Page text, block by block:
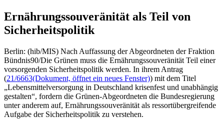
Ernährungssouveränität als Teil von
Sicherheitspolitik
Berlin: (hib/MIS) Nach Auffassung der Abgeordneten der Fraktion
Bündnis90/Die Grünen muss die Ernährungssouveränität Teil einer
vorsorgenden Sicherheitspolitik werden. In ihrem Antrag
(21/6663(Dokument, öffnet ein neues Fenster)) mit dem Titel
„Lebensmittelversorgung in Deutschland krisenfest und unabhängig
gestalten“, fordern die Grünen-Abgeordneten die Bundesregierung
unter anderem auf, Ernährungssouveränität als ressortübergreifende
Aufgabe der Sicherheitspolitik zu verstehen.